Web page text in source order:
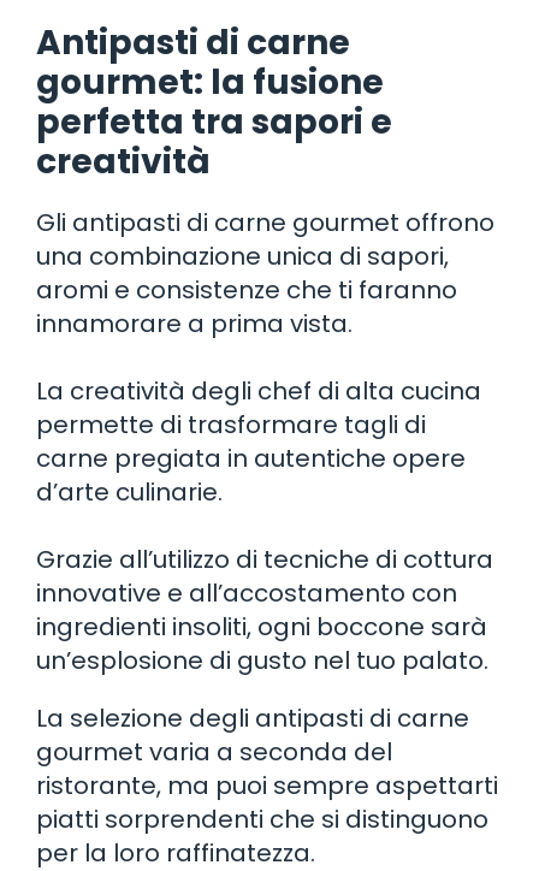
Antipasti di carne
gourmet: la fusione
perfetta tra sapori e
creatività
Gli antipasti di carne gourmet offrono
una combinazione unica di sapori,
aromi e consistenze che ti faranno
innamorare a prima vista.
La creatività degli chef di alta cucina
permette di trasformare tagli di
carne pregiata in autentiche opere
d’arte culinarie.
Grazie all’utilizzo di tecniche di cottura
innovative e all’accostamento con
ingredienti insoliti, ogni boccone sarà
un’esplosione di gusto nel tuo palato.
La selezione degli antipasti di carne
gourmet varia a seconda del
ristorante, ma puoi sempre aspettarti
piatti sorprendenti che si distinguono
per la loro raffinatezza.